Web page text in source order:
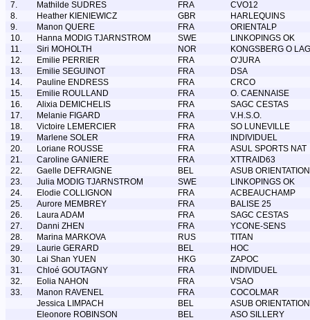
7. Mathilde SUDRES FRA
CVO12
8.
Heather KIENIEWICZ GBR
HARLEQUINS
9.
Manon QUERE FRA
ORIENTALP
10.
Hanna MODIG TJARNSTROM SWE
LINKOPINGS OK
11.
Siri MOHOLTH NOR
KONGSBERG O LAG
12.
Emilie PERRIER FRA
O'JURA
13.
Emilie SEGUINOT FRA
DSA
14.
Pauline ENDRESS FRA
CRCO
15.
Emilie ROULLAND FRA
O. CAENNAISE
16.
Alixia DEMICHELIS FRA
SAGC CESTAS
17.
Melanie FIGARD FRA
V.H.S.O.
18.
Victoire LEMERCIER FRA
SO LUNEVILLE
19.
Marlene SOLER FRA
INDIVIDUEL
20.
Loriane ROUSSE FRA
ASUL SPORTS NAT
21.
Caroline GANIERE FRA
XTTRAID63
22.
Gaelle DEFRAIGNE BEL
ASUB
23.
Julia MODIG TJARNSTROM SWE
LINKOPINGS OK
24.
Elodie COLLIGNON FRA
ACBEAUCHAMP
25.
Aurore MEMBREY FRA
BALISE 25
26.
Laura ADAM FRA
SAGC CESTAS
27.
Danni ZHEN FRA
YCONE-SENS
28.
Marina MARKOVA RUS
TITAN
29.
Laurie GERARD BEL
HOC
30.
Lai Shan YUEN HKG
ZAPOC
31.
Chloé GOUTAGNY FRA
INDIVIDUEL
32.
Eolia NAHON FRA
VSAO
33.
Manon RAVENEL FRA
COCOLMAR
Jessica LIMPACH
BEL
ASUB
Eleonore ROBINSON
BEL ASO SILLERY